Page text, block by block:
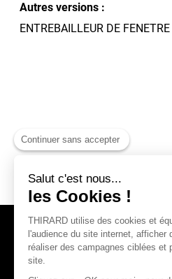
Autres versions :
ENTREBAILLEUR DE
Continuer sans accepter
Salut c'est nous...
les Cookies !
THIRARD utilise des cookies et
l'audience du site internet, afficher
réaliser des campagnes ciblées et
site.